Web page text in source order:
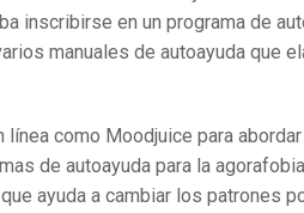
inscribirse en un programa de
manuales de autoayuda que
como Moodjuice para
de autoayuda para la
ayuda a cambiar los patrones